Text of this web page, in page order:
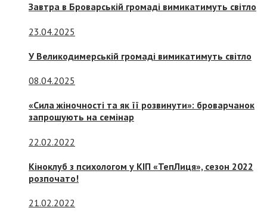
Завтра в Броварській громаді вимикатимуть світло
23.04.2025
У Великодимерській громаді вимикатимуть світло
08.04.2025
«Сила жіночності та як її розвинути»: броварчанок
запрошують на семінар
22.02.2022
Кіноклуб з психологом у КІП «ТепЛиця», сезон 2022
розпочато!
21.02.2022